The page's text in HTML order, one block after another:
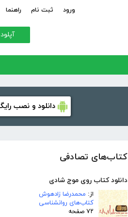
ورود ثبت نام راهنما
دانلود و نصب
کتاب‌های تصادفی
دانلود کتاب روی موج شادی
از: محمدرضا زادهوش
کتاب‌های روانشناسی
۷۲ صفحه